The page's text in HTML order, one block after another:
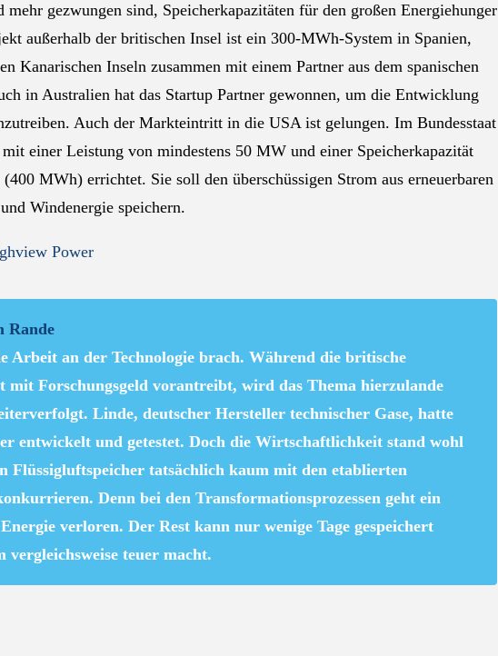
mehr gezwungen sind, Speicherkapazitäten für den großen Energiehunger
außerhalb der britischen Insel ist ein 300-MWh-System in Spanien,
Kanarischen Inseln zusammen mit einem Partner aus dem spanischen
in Australien hat das Startup Partner gewonnen, um die Entwicklung
Auch der Markteintritt in die USA ist gelungen. Im Bundesstaat
einer Leistung von mindestens 50 MW und einer Speicherkapazität
MWh) errichtet. Sie soll den überschüssigen Strom aus erneuerbaren
Windenergie speichern.
Power
Rande
Arbeit an der Technologie brach. Während die britische
mit Forschungsgeld vorantreibt, wird das Thema hierzulande
Linde, deutscher Hersteller technischer Gase, hatte
entwickelt und getestet. Doch die Wirtschaftlichkeit stand wohl
Flüssigluftspeicher tatsächlich kaum mit den etablierten
Denn bei den Transformationsprozessen geht ein
verloren. Der Rest kann nur wenige Tage gespeichert
vergleichsweise teuer macht.